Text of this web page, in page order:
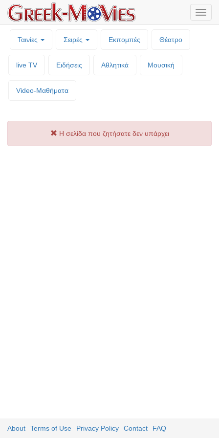
Ταινίες Σειρές Εκπομπές Θέατρο
live TV Ειδήσεις Αθλητικά Μουσική
Video-Mαθήματα
Η σελίδα που ζητήσατε δεν υπάρχει
About Terms of Use Privacy Policy Contact FAQ